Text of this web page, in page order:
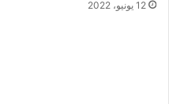
12 يونيو، 2022